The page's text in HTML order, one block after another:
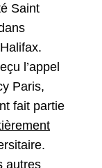
Saint
l’appel
Paris,
fait partie
autres